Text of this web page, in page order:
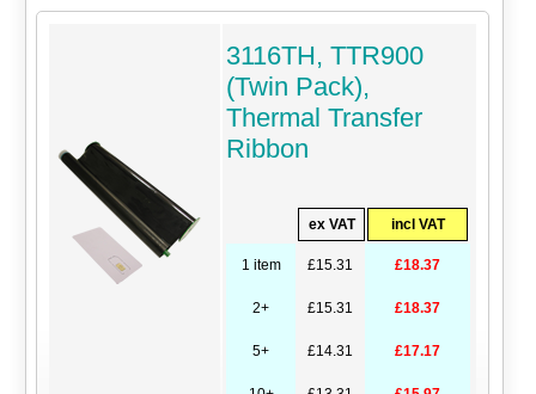
3116TH, TTR900
(Twin Pack),
Thermal Transfer
Ribbon
ex VAT incl VAT
1 item £15.31 £18.37
2+ £15.31 £18.37
5+ £14.31 £17.17